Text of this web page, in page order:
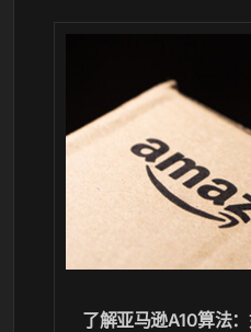
了解亚马逊A10算法